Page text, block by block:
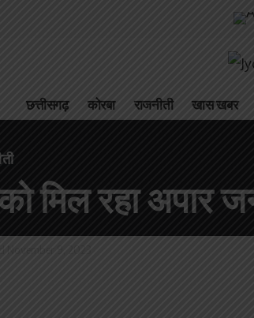
छत्तीसगढ़ कोरबा राजनीती खास खबर
को मिल रहा अपार